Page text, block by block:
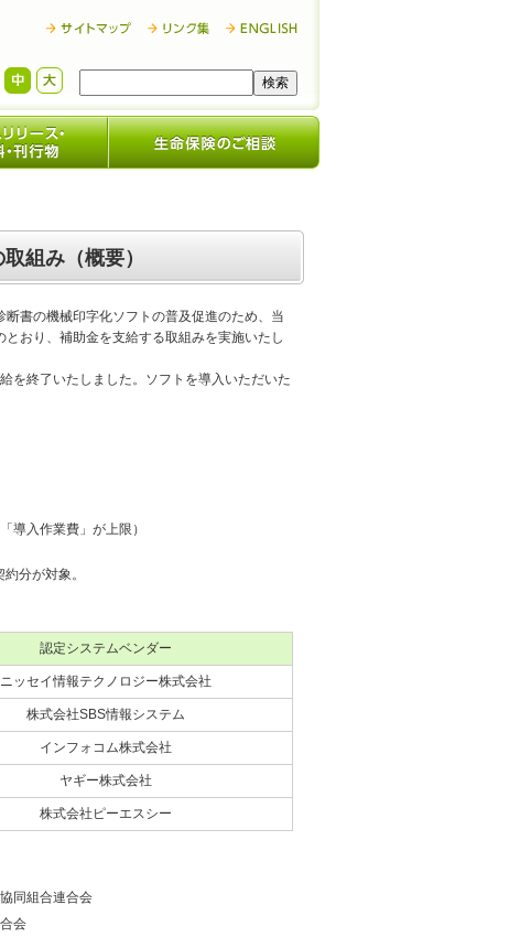
組み（概要）
書の機械印字化ソフトの普及促進のため、当
おり、補助金を支給する取組みを実施いたし
を終了いたしました。ソフトを導入いただいた
導入作業費」が上限）
分が対象。
認定システムベンダー
ニッセイ情報テクノロジー株式会社
株式会社SBS情報システム
インフォコム株式会社
ヤギー株式会社
株式会社ピーエスシー
同組合連合会
会